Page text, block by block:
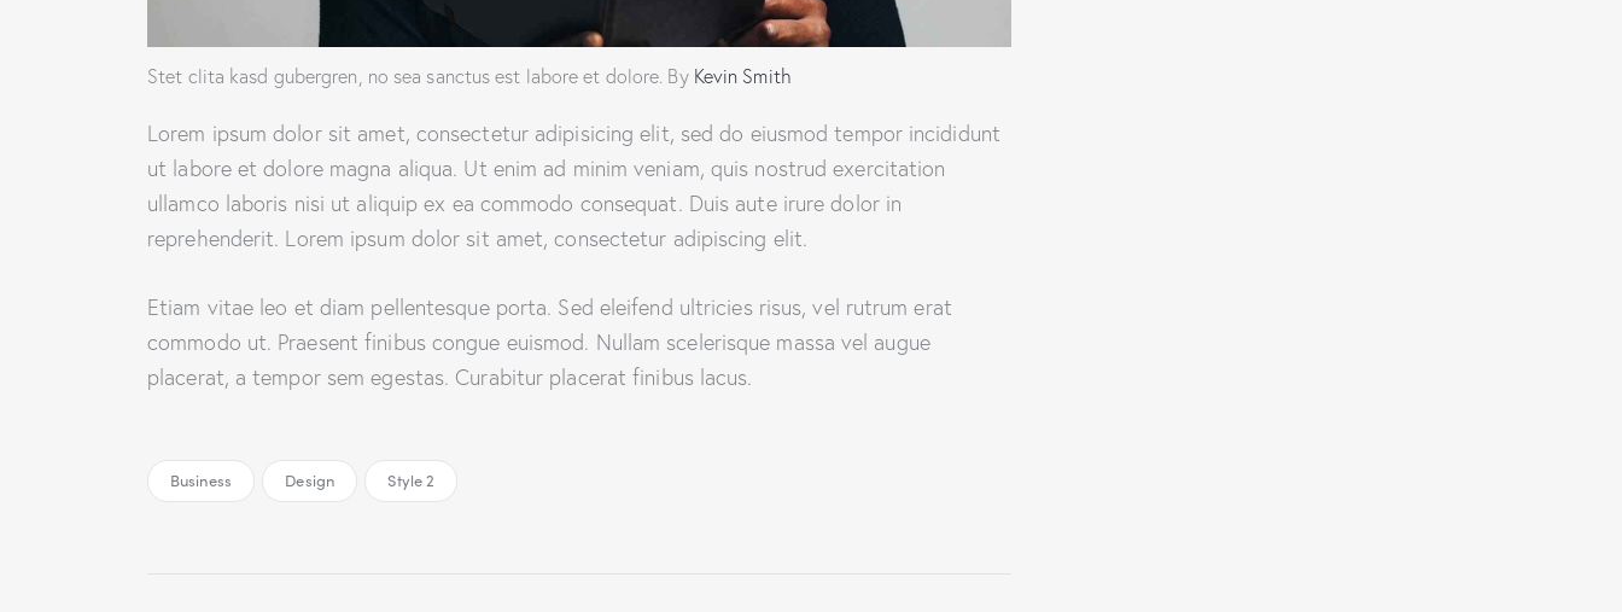
Stet clita kasd gubergren, no sea sanctus est labore et dolore. By Kevin Smith
Lorem ipsum dolor sit amet, consectetur adipisicing elit, sed do eiusmod tempor incididunt
ut labore et dolore magna aliqua. Ut enim ad minim veniam, quis nostrud exercitation
ullamco laboris nisi ut aliquip ex ea commodo consequat. Duis aute irure dolor in
reprehenderit. Lorem ipsum dolor sit amet, consectetur adipiscing elit.
Etiam vitae leo et diam pellentesque porta. Sed eleifend ultricies risus, vel rutrum erat
commodo ut. Praesent finibus congue euismod. Nullam scelerisque massa vel augue
placerat, a tempor sem egestas. Curabitur placerat finibus lacus.
Business Design Style 2